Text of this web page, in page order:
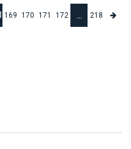
169 170 171 172 ... 218